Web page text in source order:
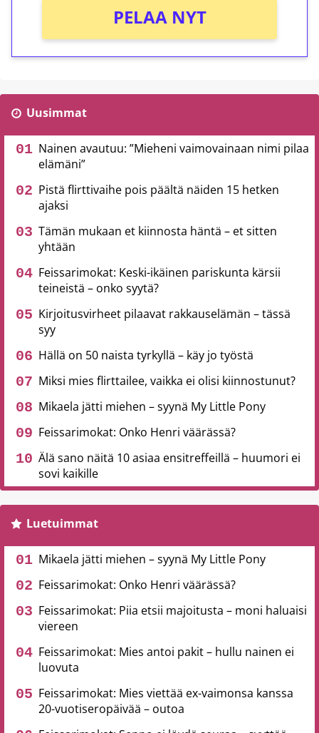
PELAA NYT
Uusimmat
Nainen avautuu: ”Mieheni vaimovainaan nimi pilaa
elämäni”
Pistä flirttivaihe pois päältä näiden 15 hetken
ajaksi
Tämän mukaan et kiinnosta häntä – et sitten
yhtään
Feissarimokat: Keski-ikäinen pariskunta kärsii
teineistä – onko syytä?
Kirjoitusvirheet pilaavat rakkauselämän – tässä
syy
Hällä on 50 naista tyrkyllä – käy jo työstä
Miksi mies flirttailee, vaikka ei olisi kiinnostunut?
Mikaela jätti miehen – syynä My Little Pony
Feissarimokat: Onko Henri väärässä?
Älä sano näitä 10 asiaa ensitreffeillä – huumori ei
sovi kaikille
Luetuimmat
Mikaela jätti miehen – syynä My Little Pony
Feissarimokat: Onko Henri väärässä?
Feissarimokat: Piia etsii majoitusta – moni haluaisi
viereen
Feissarimokat: Mies antoi pakit – hullu nainen ei
luovuta
Feissarimokat: Mies viettää ex-vaimonsa kanssa
20-vuotiseropäivää – outoa